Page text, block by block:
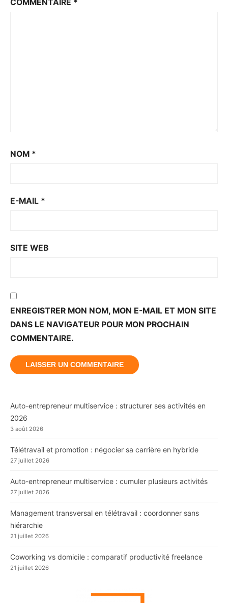
COMMENTAIRE *
NOM *
E-MAIL *
SITE WEB
ENREGISTRER MON NOM, MON E-MAIL ET MON SITE
DANS LE NAVIGATEUR POUR MON PROCHAIN
COMMENTAIRE.
Auto-entrepreneur multiservice : structurer ses activités en
2026
3 août 2026
Télétravail et promotion : négocier sa carrière en hybride
27 juillet 2026
Auto-entrepreneur multiservice : cumuler plusieurs activités
27 juillet 2026
Management transversal en télétravail : coordonner sans
hiérarchie
21 juillet 2026
Coworking vs domicile : comparatif productivité freelance
21 juillet 2026